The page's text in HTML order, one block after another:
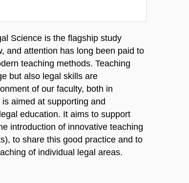
Science is the flagship study
and attention has long been paid to
teaching methods. Teaching
but also legal skills are
of our faculty, both in
aimed at supporting and
education. It aims to support
introduction of innovative teaching
to share this good practice and to
of individual legal areas.